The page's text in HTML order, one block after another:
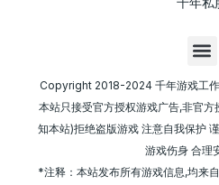
M
e
n
u
Copyright 2018-2024 千年游戏工
本站只接受官方授权游戏广告,非官
知本站)拒绝盗版游戏 注意自我保护
游戏伤身 合理
*注释：本站发布所有游戏信息,均来